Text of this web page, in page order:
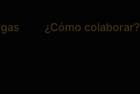
¿Cómo colaborar?